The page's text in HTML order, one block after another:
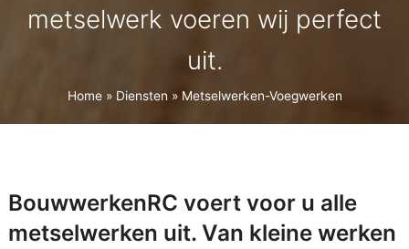
metselwerk voeren wij perfect
uit.
Home» Diensten » Metselwerken-Voegwerken
BouwwerkenRC voert voor u alle
metselwerken uit. Van kleine werken